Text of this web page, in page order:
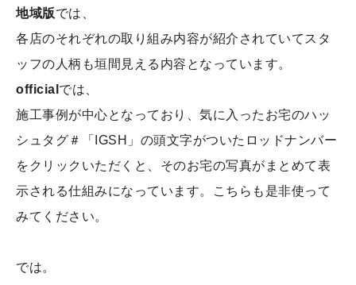
地域版では、
各店のそれぞれの取り組み内容が紹介されていてスタ
ッフの人柄も垣間見える内容となっています。
official では、
施工事例が中心となっており、気に入ったお宅のハッ
シュタグ＃「IGSH」の頭文字がついたロッドナンバー
をクリックいただくと、そのお宅の写真がまとめて表
示される仕組みになっています。こちらも是非使って
みてください。
では。